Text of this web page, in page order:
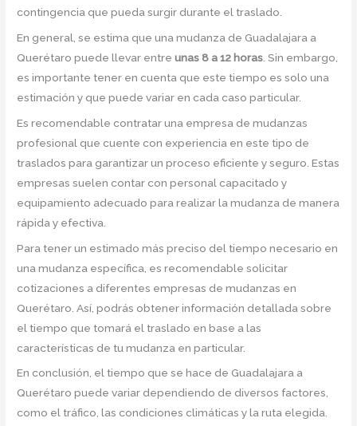
contingencia que pueda surgir durante el traslado.
En general, se estima que una mudanza de Guadalajara a
Querétaro puede llevar entreunas 8 a 12 horas . Sin embargo,
es importante tener en cuenta que este tiempo es solo una
estimación y que puede variar en cada caso particular.
Es recomendable contratar una empresa de mudanzas
profesional que cuente con experiencia en este tipo de
traslados para garantizar un proceso eficiente y seguro. Estas
empresas suelen contar con personal capacitado y
equipamiento adecuado para realizar la mudanza de manera
rápida y efectiva.
Para tener un estimado más preciso del tiempo necesario en
una mudanza específica, es recomendable solicitar
cotizaciones a diferentes empresas de mudanzas en
Querétaro. Así, podrás obtener información detallada sobre
el tiempo que tomará el traslado en base a las
características de tu mudanza en particular.
En conclusión, el tiempo que se hace de Guadalajara a
Querétaro puede variar dependiendo de diversos factores,
como el tráfico, las condiciones climáticas y la ruta elegida.